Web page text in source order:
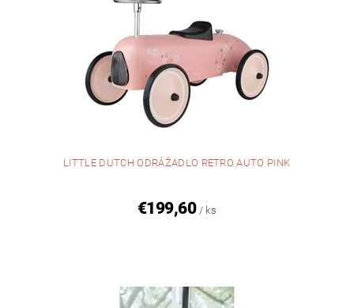
LITTLE DUTCH ODRÁŽADLO RETRO AUTO PINK
€199,60 / ks